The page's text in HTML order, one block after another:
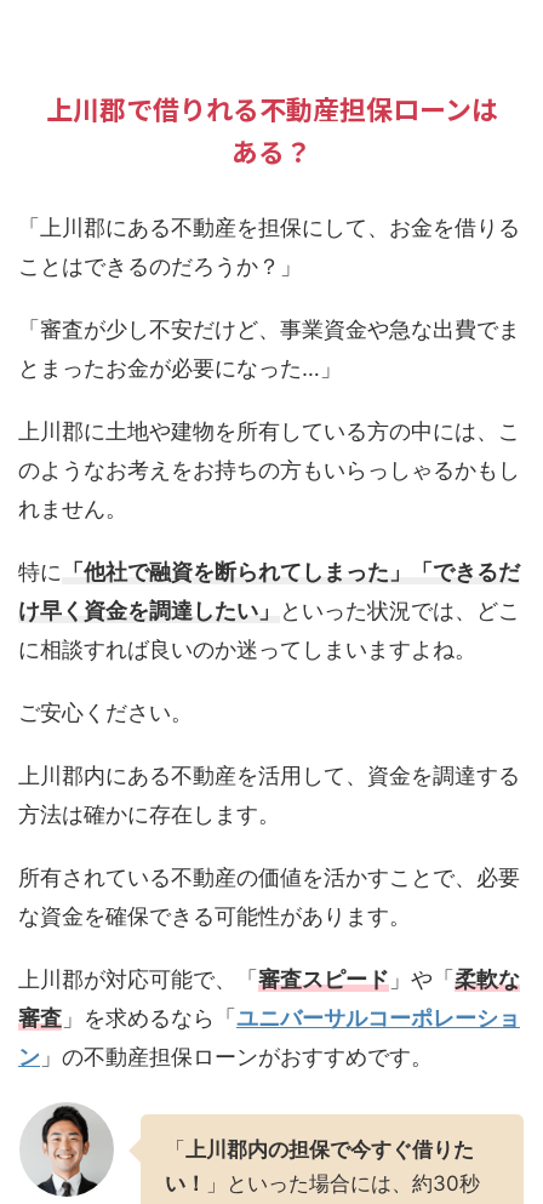
上川郡で借りれる不動産担保ローンは
ある？
「上川郡にある不動産を担保にして、お金を借りる
ことはできるのだろうか？」
「審査が少し不安だけど、事業資金や急な出費でま
とまったお金が必要になった…」
上川郡に土地や建物を所有している方の中には、こ
のようなお考えをお持ちの方もいらっしゃるかもし
れません。
特に 「他社で融資を断られてしまった」「できるだ
け早く資金を調達したい」
といった状況では、どこ
に相談すれば良いのか迷ってしまいますよね。
ご安心ください。
上川郡内にある不動産を活用して、資金を調達する
方法は確かに存在します。
所有されている不動産の価値を活かすことで、必要
な資金を確保できる可能性があります。
上川郡が対応可能で、「 審査スピード 」や「 柔軟な
審査 」を求めるなら「 ユニバーサルコーポレーショ
ン 」の不動産担保ローンがおすすめです。
「 上川郡内の担保で今すぐ借りた
い！
」といった場合には、約30秒